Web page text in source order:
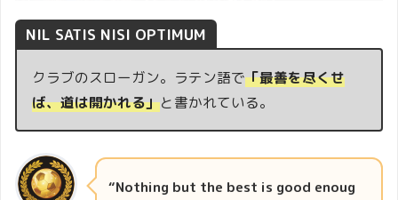
NIL SATIS NISI OPTIMUM
クラブのスローガン。ラテン語で「最善を尽くせ
ば、道は開かれる」と書かれている。
“Nothing but the best is good enoug